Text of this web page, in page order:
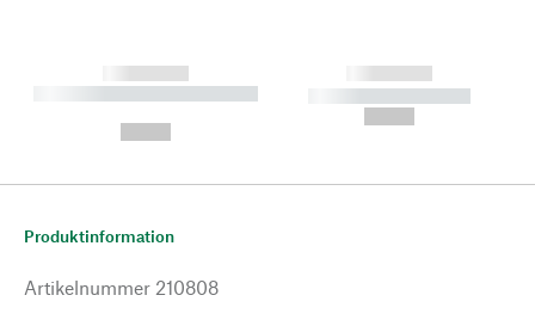
------------
----------- ----------- --------
------------
----------- -----------
Produktinformation
Artikelnummer 210808